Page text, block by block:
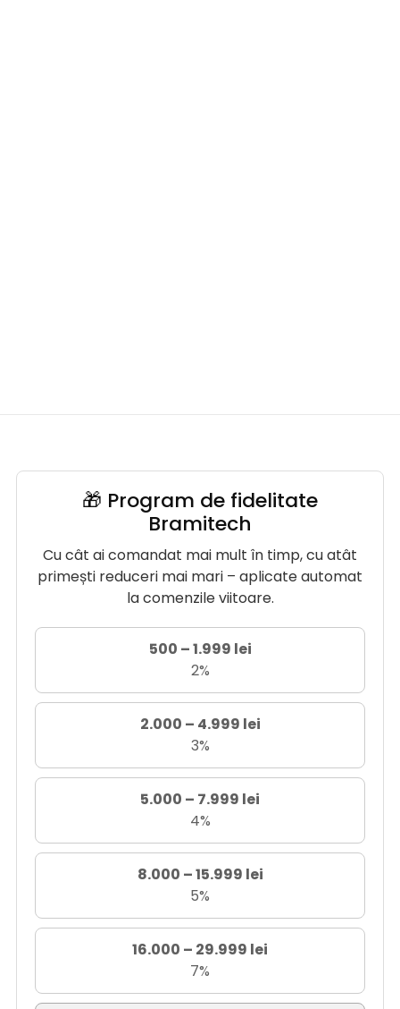
🎁 Program de fidelitate
Bramitech
Cu cât ai comandat mai mult în timp, cu atât
primești reduceri mai mari – aplicate automat
la comenzile viitoare.
500 – 1.999 lei
2%
2.000 – 4.999 lei
3%
5.000 – 7.999 lei
4%
8.000 – 15.999 lei
5%
16.000 – 29.999 lei
7%